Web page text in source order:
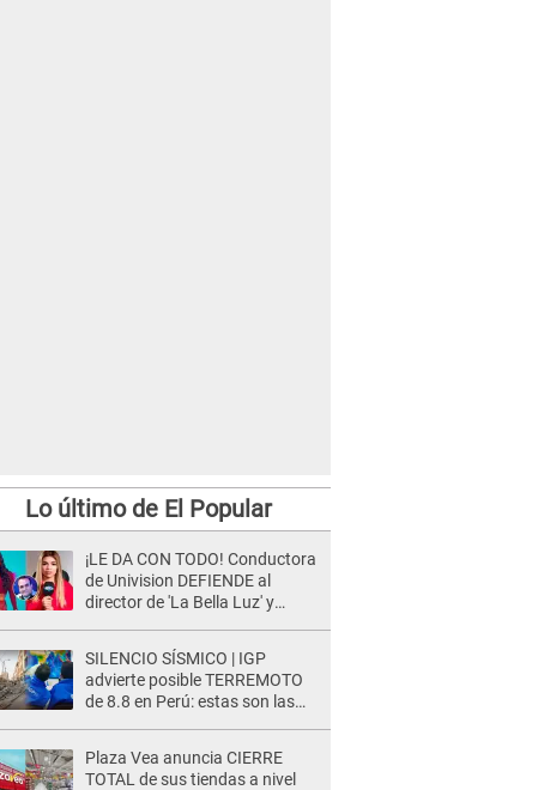
Lo último de El Popular
¡LE DA CON TODO! Conductora
de Univision DEFIENDE al
director de 'La Bella Luz' y
Saldaña: “Muchas amantes...”
SILENCIO SÍSMICO | IGP
advierte posible TERREMOTO
de 8.8 en Perú: estas son las
Plaza Vea anuncia CIERRE
TOTAL de sus tiendas a nivel